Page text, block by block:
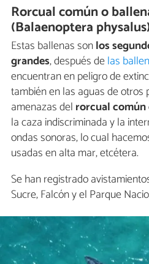
Rorcual común o
(Balaenoptera
Estas ballenas sonlos
grandes, después delas
encuentran en peligro de
también en las aguas de otros
amenazas del rorcual común
la caza indiscriminada y la
ondas sonoras, lo cual
usadas en alta mar, etcétera.
Se han registrado
Sucre, Falcón y el Parque